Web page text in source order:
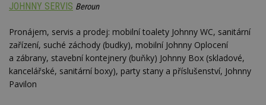
JOHNNY SERVIS Beroun
Pronájem, servis a prodej: mobilní toalety Johnny WC, sanitární
zařízení, suché záchody (budky), mobilní Johnny Oplocení
a zábrany, stavební kontejnery (buňky) Johnny Box (skladové,
kancelářské, sanitární boxy), party stany a příslušenství, Johnny
Pavilon